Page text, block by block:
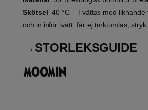
Skötsel: 40 °C – Tvättas med liknande
och in inför tvätt, får ej torktumlas, stryk
→STORLEKSGUIDE